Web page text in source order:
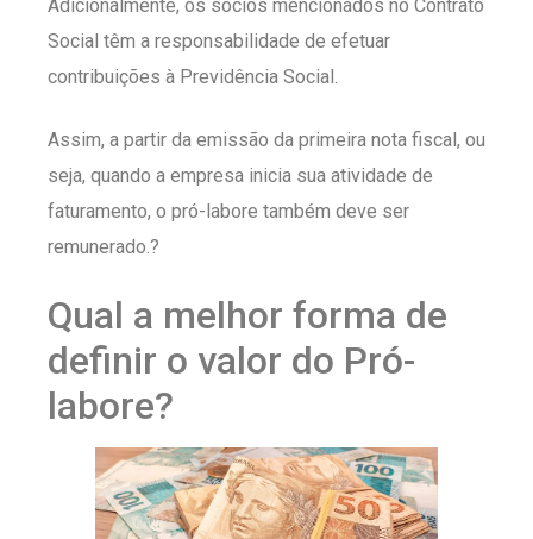
Adicionalmente, os sócios mencionados no Contrato
Social têm a responsabilidade de efetuar
contribuições à Previdência Social.
Assim, a partir da emissão da primeira nota fiscal, ou
seja, quando a empresa inicia sua atividade de
faturamento, o pró-labore também deve ser
remunerado.?
Qual a melhor forma de
definir o valor do Pró-
labore?